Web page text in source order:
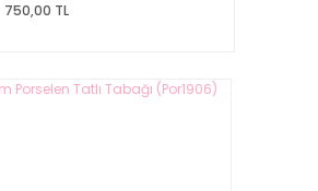
750,00 TL